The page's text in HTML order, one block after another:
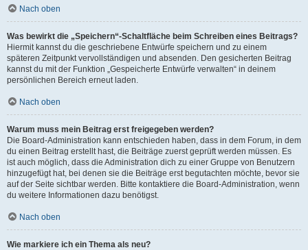
Nach oben
Was bewirkt die „Speichern“-Schaltfläche beim Schreiben eines Beitrags?
Hiermit kannst du die geschriebene Entwürfe speichern und zu einem
späteren Zeitpunkt vervollständigen und absenden. Den gesicherten Beitrag
kannst du mit der Funktion „Gespeicherte Entwürfe verwalten“ in deinem
persönlichen Bereich erneut laden.
Nach oben
Warum muss mein Beitrag erst freigegeben werden?
Die Board-Administration kann entschieden haben, dass in dem Forum, in dem
du einen Beitrag erstellt hast, die Beiträge zuerst geprüft werden müssen. Es
ist auch möglich, dass die Administration dich zu einer Gruppe von Benutzern
hinzugefügt hat, bei denen sie die Beiträge erst begutachten möchte, bevor sie
auf der Seite sichtbar werden. Bitte kontaktiere die Board-Administration, wenn
du weitere Informationen dazu benötigst.
Nach oben
Wie markiere ich ein Thema als neu?